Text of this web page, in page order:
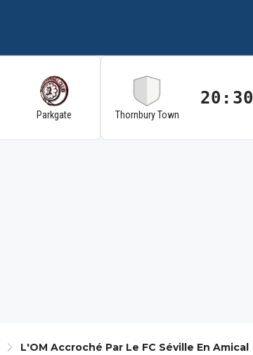
Parkgate Thornbury Town
20:30
L'OM Accroché Par Le FC Séville En Amical